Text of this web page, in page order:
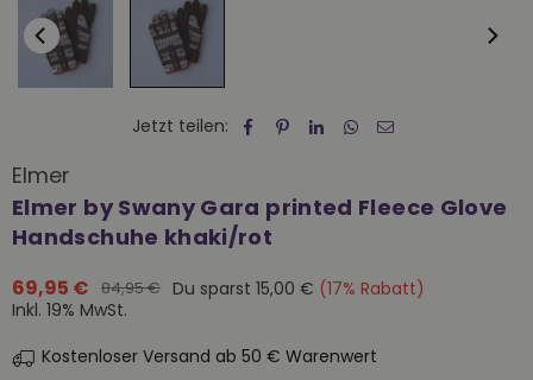
Jetzt teilen:
Elmer
Elmer by Swany Gara printed Fleece Glove
Handschuhe khaki/rot
Normaler
Preis
69,95 € 84,95 € Du sparst 15,00 € (17% Rabatt)
Inkl. 19% MwSt.
Kostenloser Versand ab 50 € Warenwert